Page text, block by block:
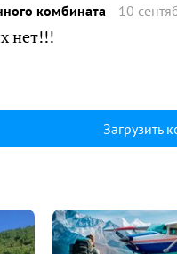
комбината 10
нет!!!
Загрузить